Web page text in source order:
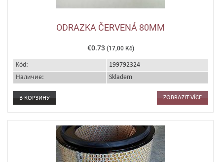
ODRAZKA ČERVENÁ 80MM
€0.73 (17,00 Kč)
Kód:
199792324
Наличие:
Skladem
ZOBRAZIT VÍCE